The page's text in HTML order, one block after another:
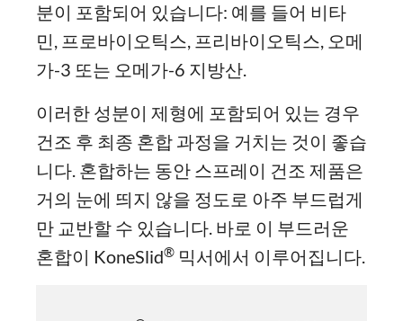
분이 포함되어 있습니다: 예를 들어 비타
민, 프로바이오틱스, 프리바이오틱스, 오메
가-3 또는 오메가-6 지방산.
이러한 성분이 제형에 포함되어 있는 경우
건조 후 최종 혼합 과정을 거치는 것이 좋습
니다. 혼합하는 동안 스프레이 건조 제품은
거의 눈에 띄지 않을 정도로 아주 부드럽게
만 교반할 수 있습니다. 바로 이 부드러운
혼합이 KoneSlid® 믹서에서 이루어집니다.